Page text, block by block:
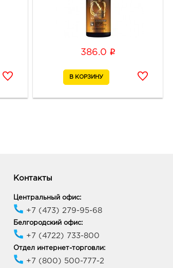
г
20:00
руб.
Курск,
20:00
386.0 i
Контакты
Центральный офис:
+7 (473) 279-95-68
Белгородский офис:
+7 (4722) 733-800
Отдел интернет-торговли:
+7 (800) 500-777-2